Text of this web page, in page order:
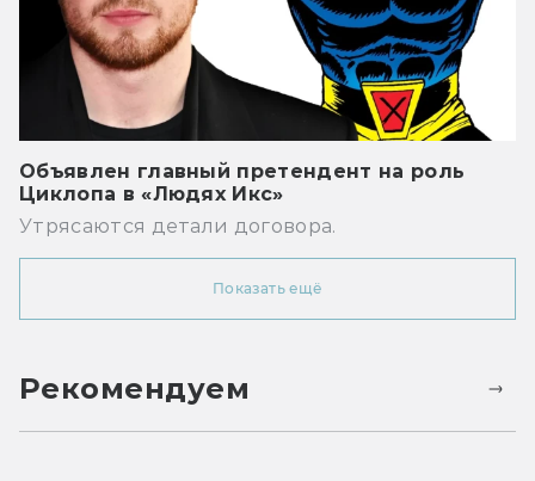
Объявлен главный претендент на роль
Циклопа в «Людях Икс»
Утрясаются детали договора.
Показать ещё
Рекомендуем